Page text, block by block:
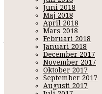
Juni 2018
Maj 2018
April 2018
Mars 2018
Februari 2018
Januari 2018
December 2017
November 2017
Oktober 2017
September 2017
Augusti 2017
Hoppas huset är
AMELIAMUM2763 Januari 28, 2026
Just took off my clothes,